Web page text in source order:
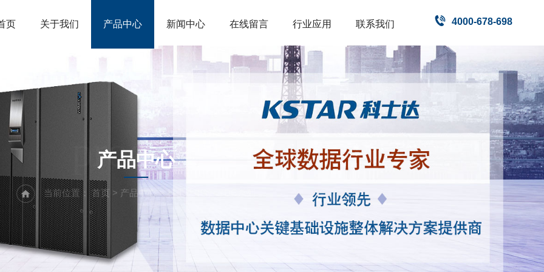
4000-678-698
页 关于我们 产品中心 新闻中心 在线留言 行业应用 联系我们
product
产品中心
当前位置：首页 > 产品中心 > 科士达电源- YDC系列